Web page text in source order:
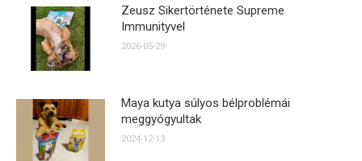
Zeusz Sikertörténete Supreme
Immunityvel
2026-05-29
Maya kutya súlyos bélproblémái
meggyógyultak
2024-12-13